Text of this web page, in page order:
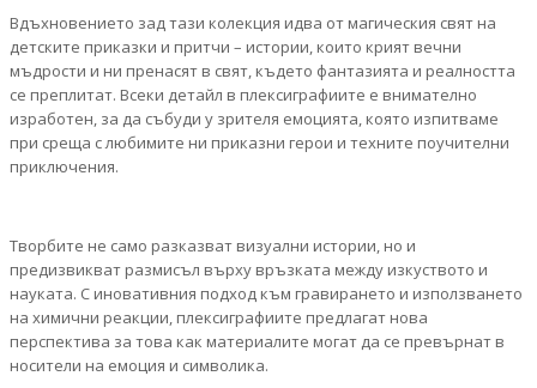
Вдъхновението зад тази колекция идва от магическия свят на
детските приказки и притчи – истории, които крият вечни
мъдрости и ни пренасят в свят, където фантазията и реалността
се преплитат. Всеки детайл в плексиграфиите е внимателно
изработен, за да събуди у зрителя емоцията, която изпитваме
при среща с любимите ни приказни герои и техните поучителни
приключения.
Творбите не само разказват визуални истории, но и
предизвикват размисъл върху връзката между изкуството и
науката. С иновативния подход към гравирането и използването
на химични реакции, плексиграфиите предлагат нова
перспектива за това как материалите могат да се превърнат в
носители на емоция и символика.